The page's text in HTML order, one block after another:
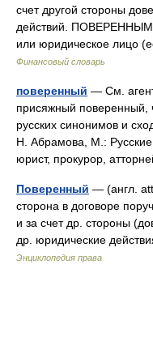
счет другой стороны
действий. ПОВЕРЕННЫМ
или юридическое лицо
Финансовый словарь
поверенный — См.
присяжный поверенный,
русских синонимов и
Н. Абрамова, М.: Русские
юрист, прокурор,
Поверенный — (англ.
сторона в договоре
и за счет др. стороны
др. юридические
Энциклопедия права